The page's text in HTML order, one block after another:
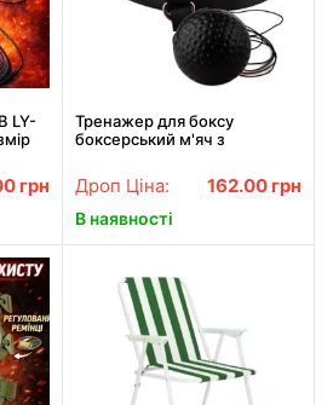
LY-
грн
Тренажер для боксу
боксерський м'яч з
покращення координації та
реакції
Дроп Ціна: 162.00 грн
В наявності